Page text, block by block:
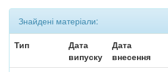
Знайдені матеріали:
Тип
Дата
випуску
Дата
внесення